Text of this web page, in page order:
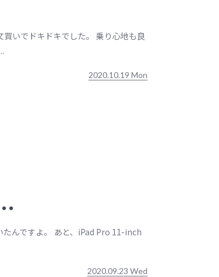
いでドキドキでした。 乗り心地も良
2020.10.19 Mon
んですよ。 あと、iPad Pro 11-inch
2020.09.23 Wed